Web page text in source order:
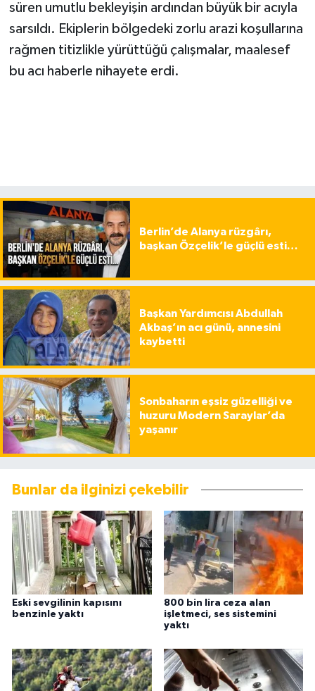
süren umutlu bekleyişin ardından büyük bir acıyla
sarsıldı. Ekiplerin bölgedeki zorlu arazi koşullarına
rağmen titizlikle yürüttüğü çalışmalar, maalesef
bu acı haberle nihayete erdi.
Berlin’de Alanya rüzgârı,
başkan Özçelik’le güçlü esti…
Başkan Yardımcısı Abdullah
Akbaş’ın acı günü, annesini
kaybetti
Sonbaharın eşsiz güzelliği ve
huzuru Modern Saraylar’da
yaşanır
Bunlar da ilginizi çekebilir
Eski sevgilinin kapısını
benzinle yaktı
800 bin lira ceza alan
işletmeci, ses sistemini
yaktı